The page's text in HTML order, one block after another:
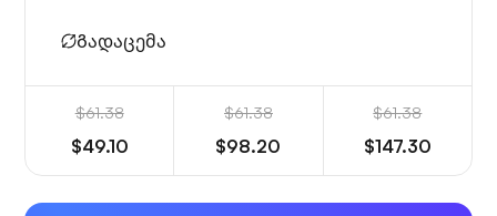
Გადაცემა
$61.38
$49.10
$61.38
$98.20
$61.38
$147.30